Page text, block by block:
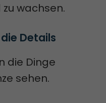
wachsen.
Details
die Dinge
sehen.